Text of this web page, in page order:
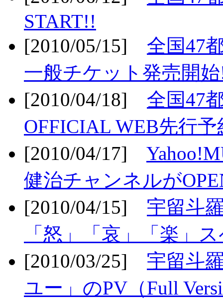
START!!
[2010/05/15] 全国47
一般チケット発売開
[2010/04/18] 全国47
OFFICIAL WEB先行
[2010/04/17]
健治チャンネルが
[2010/04/15] 宇留斗
「怒」「哀」「楽」
[2010/03/25] 宇留斗
ユー」のPV（Full